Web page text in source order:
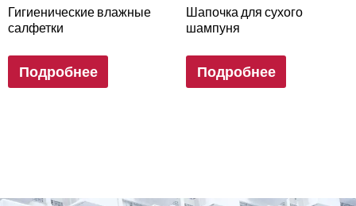
Гигиенические влажные
салфетки
Подробнее
Шапочка для сухого
шампуня
Подробнее